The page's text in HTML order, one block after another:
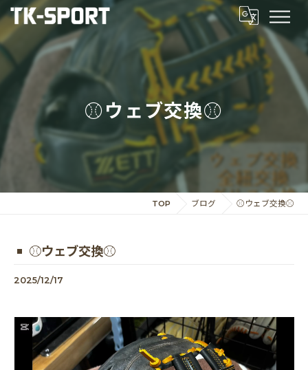
⚾️ウェブ交換⚾️
TOP ブログ ⚾️ウェブ交換⚾️
⚾️ウェブ交換⚾️
2025/12/17